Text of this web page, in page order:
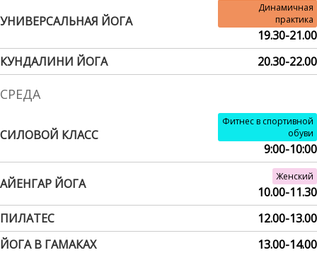
УНИВЕРСАЛЬНАЯ ЙОГА
Динамичная
практика
19.30-21.00
КУНДАЛИНИ ЙОГА
20.30-22.00
СРЕДА
СИЛОВОЙ КЛАСС
Фитнес в спортивной
обуви
9:00-10:00
АЙЕНГАР ЙОГА Женский
10.00-11.30
ПИЛАТЕС
12.00-13.00
ЙОГА В ГАМАКАХ
13.00-14.00